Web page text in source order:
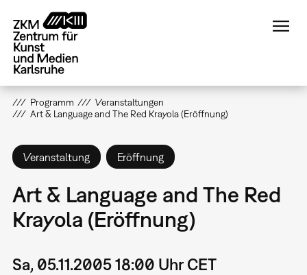
zum
Inhalt
Programm
Veranstaltungen
Art & Language and The Red Krayola (Eröffnung)
Veranstaltung Eröffnung
Art & Language and The Red
Krayola (Eröffnung)
Sa, 05.11.2005 18:00 Uhr CET